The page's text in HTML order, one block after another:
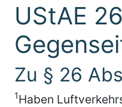
UStAE
Zu § 26
1Haben